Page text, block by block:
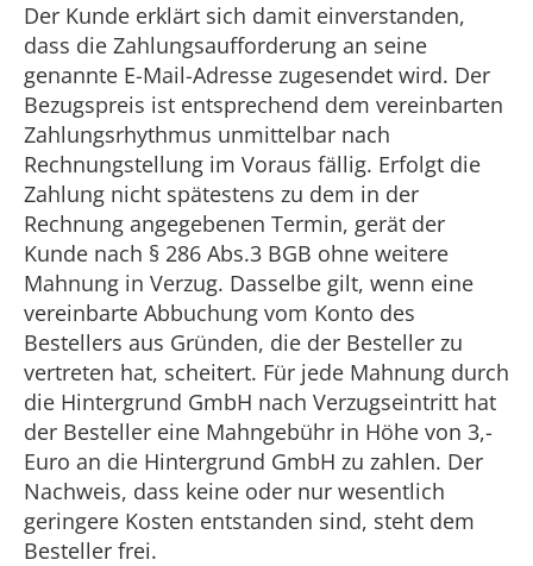
Der Kunde erklärt sich damit einverstanden,
dass die Zahlungsaufforderung an seine
genannte E-Mail-Adresse zugesendet wird. Der
Bezugspreis ist entsprechend dem vereinbarten
Zahlungsrhythmus unmittelbar nach
Rechnungstellung im Voraus fällig. Erfolgt die
Zahlung nicht spätestens zu dem in der
Rechnung angegebenen Termin, gerät der
Kunde nach § 286 Abs.3 BGB ohne weitere
Mahnung in Verzug. Dasselbe gilt, wenn eine
vereinbarte Abbuchung vom Konto des
Bestellers aus Gründen, die der Besteller zu
vertreten hat, scheitert. Für jede Mahnung durch
die Hintergrund GmbH nach Verzugseintritt hat
der Besteller eine Mahngebühr in Höhe von 3,-
Euro an die Hintergrund GmbH zu zahlen. Der
Nachweis, dass keine oder nur wesentlich
geringere Kosten entstanden sind, steht dem
Besteller frei.